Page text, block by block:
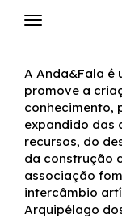
A Anda&Fala é
promove a
conhecimento,
expandido das
recursos, do
da construção
associação
intercâmbio
Arquipélago